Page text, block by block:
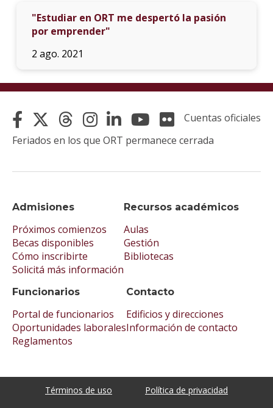
"Estudiar en ORT me despertó la pasión
por emprender"
2 ago. 2021
Admisiones
Próximos comienzos
Becas disponibles
Cómo inscribirte
Solicitá más información
Recursos académicos
Aulas
Gestión
Bibliotecas
Funcionarios
Portal de funcionarios
Oportunidades laborales
Reglamentos
Contacto
Edificios y direcciones
Información de contacto
Cuentas oficiales
Feriados en los que ORT permanece cerrada
Términos de uso Política de privacidad